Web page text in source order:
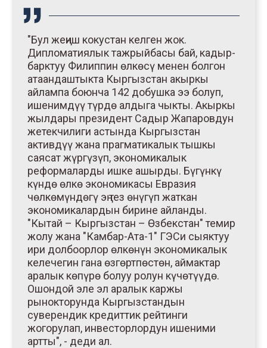
"Бул жеңиш кокустан келген жок.
Дипломатиялык тажрыйбасы бай, кадыр-
барктуу Филиппин өлкөсү менен болгон
атаандаштыкта Кыргызстан акыркы
айлампа боюнча 142 добушка ээ болуп,
ишенимдүү түрдө алдыга чыкты. Акыркы
жылдары президент Садыр Жапаровдун
жетекчилиги астында Кыргызстан
активдүү жана прагматикалык тышкы
саясат жүргүзүп, экономикалык
реформаларды ишке ашырды. Бүгүнкү
күндө өлкө экономикасы Евразия
чөлкөмүндөгү эң тез өнүгүп жаткан
экономикалардын бирине айланды.
"Кытай – Кыргызстан – Өзбекстан" темир
жолу жана "Камбар-Ата-1" ГЭСи сыяктуу
ири долбоорлор өлкөнүн экономикалык
келечегин гана өзгөртпөстөн, аймактар
аралык көпүрө болуу ролун күчөтүүдө.
Ошондой эле эл аралык каржы
рынокторунда Кыргызстандын
суверендик кредиттик рейтинги
жогорулап, инвесторлордун ишеними
артты", - деди ал.